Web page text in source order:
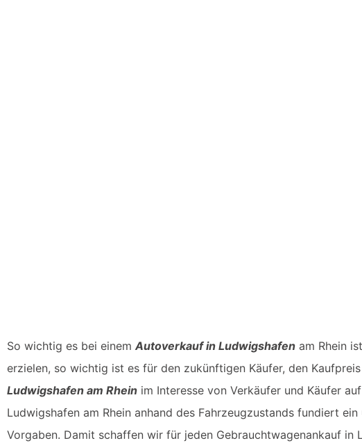
So wichtig es bei einemAutoverkauf in Ludwigshafen am Rhein
erzielen, so wichtig ist es für den zukünftigen Käufer, den
Ludwigshafen am Rhein im Interesse von Verkäufer und Käufer
Ludwigshafen am Rhein anhand des Fahrzeugzustands fundiert
Vorgaben. Damit schaffen wir für jeden Gebrauchtwagenankauf in